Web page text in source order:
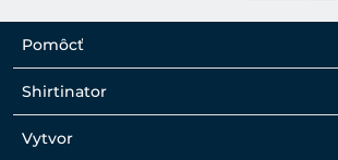
Pomôcť
Shirtinator
Vytvor